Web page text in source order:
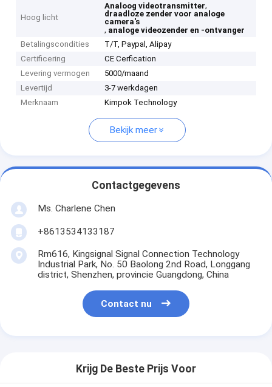
Hoog licht
Analoog videotransmitter,
draadloze zender voor analoge
camera's
, analoge videozender en -ontvanger
Betalingscondities
T/T, Paypal, Alipay
Certificering
CE Cerfication
Levering vermogen
5000/maand
Levertijd
3-7 werkdagen
Merknaam
Kimpok Technology
Bekijk meer
Contactgegevens
Ms. Charlene Chen
+8613534133187
Rm616, Kingsignal Signal Connection Technology
Industrial Park, No. 50 Baolong 2nd Road, Longgang
district, Shenzhen, provincie Guangdong, China
Contact nu
Krijg De Beste Prijs Voor